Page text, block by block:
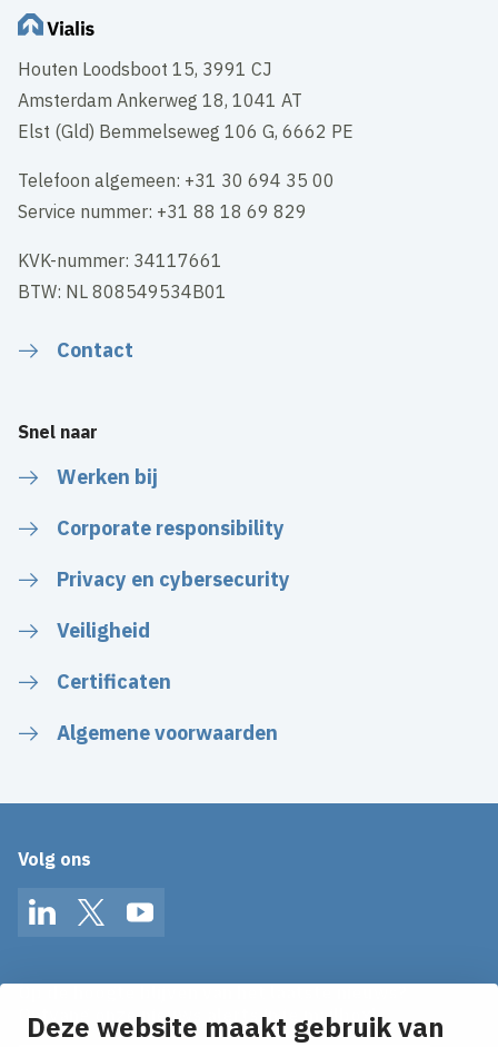
Deze website maakt gebruik van
Houten Loodsboot 15, 3991 CJ
Amsterdam Ankerweg 18, 1041 AT
Elst (Gld) Bemmelseweg 106 G, 6662 PE
Telefoon algemeen: +31 30 694 35 00
Service nummer: +31 88 18 69 829
KVK-nummer: 34117661
BTW: NL 808549534B01
Contact
Snel naar
Werken bij
Corporate responsibility
Privacy en cybersecurity
Veiligheid
Certificaten
Algemene voorwaarden
Volg ons
LinkedInTwitterYouTube
Ontvang onze nieuws alerts in je mailbox!